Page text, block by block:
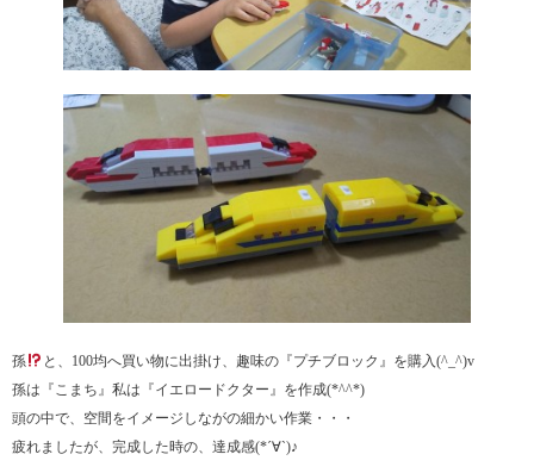
孫
と、100均へ買い物に出掛け、趣味の『プチブロック』を購入(^_^)v
孫は『こまち』私は『イエロードクター』を作成(*^^*)
頭の中で、空間をイメージしながの細かい作業・・・
疲れましたが、完成した時の、達成感(*´∀`)♪